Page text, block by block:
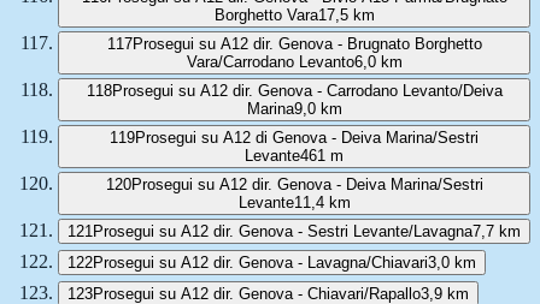
Borghetto Vara17,5 km
117Prosegui su A12 dir. Genova - Brugnato Borghetto
Vara/Carrodano Levanto6,0 km
118Prosegui su A12 dir. Genova - Carrodano Levanto/Deiva
Marina9,0 km
119Prosegui su A12 di Genova - Deiva Marina/Sestri
Levante461 m
120Prosegui su A12 dir. Genova - Deiva Marina/Sestri
Levante11,4 km
121 Prosegui su A12 dir. Genova - Sestri Levante/Lavagna7,7 km
122Prosegui su A12 dir. Genova - Lavagna/Chiavari3,0 km
123Prosegui su A12 dir. Genova - Chiavari/Rapallo3,9 km